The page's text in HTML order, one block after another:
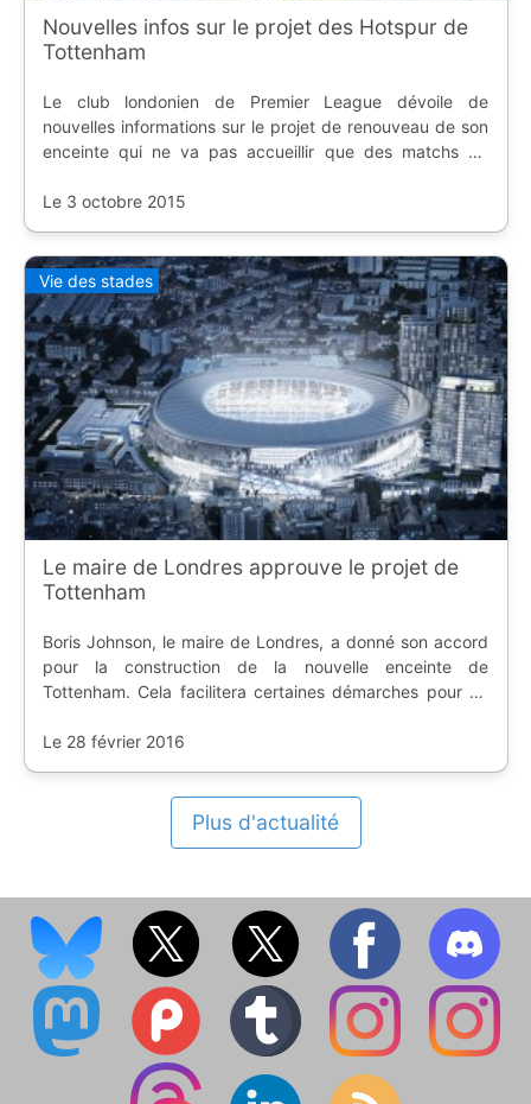
Nouvelles infos sur le projet des Hotspur de
Tottenham
Le club londonien de Premier League dévoile de
nouvelles informations sur le projet de renouveau de son
enceinte qui ne va pas accueillir que des matchs de
Le 3 octobre 2015
Vie des stades
Le maire de Londres approuve le projet de
Tottenham
Boris Johnson, le maire de Londres, a donné son accord
pour la construction de la nouvelle enceinte de
Tottenham. Cela facilitera certaines démarches pour un
Le 28 février 2016
Plus d'actualité